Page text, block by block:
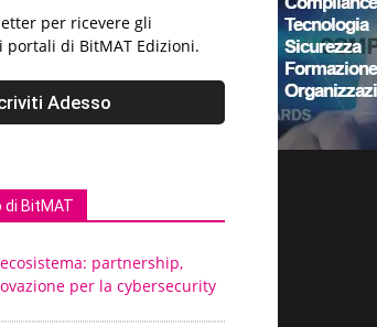
per ricevere gli
di BitMAT Edizioni.
di BitMAT
partnership,
per la cybersecurity